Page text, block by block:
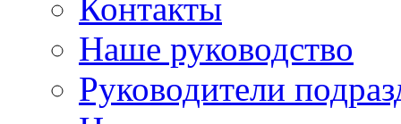
Контакты
Наше руководство
Руководители